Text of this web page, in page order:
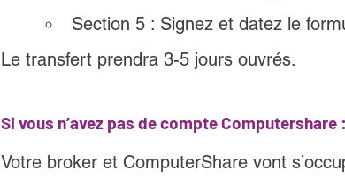
Section 5 : Signez et datez le
Le transfert prendra 3-5 jours ouvrés.
Si vous n’avez pas de compte Computershare :
Votre broker et ComputerShare vont